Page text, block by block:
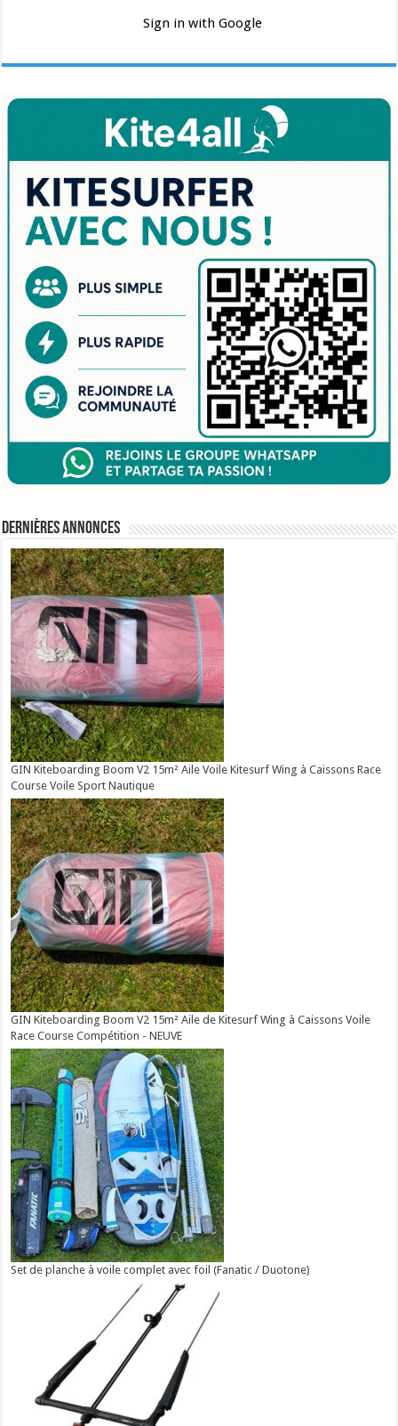
Sign in with Google
Dernières annonces
GIN Kiteboarding Boom V2 15m² Aile Voile Kitesurf Wing à Caissons Race
Course Voile Sport Nautique
GIN Kiteboarding Boom V2 15m² Aile de Kitesurf Wing à Caissons Voile
Race Course Compétition - NEUVE
Set de planche à voile complet avec foil (Fanatic / Duotone)